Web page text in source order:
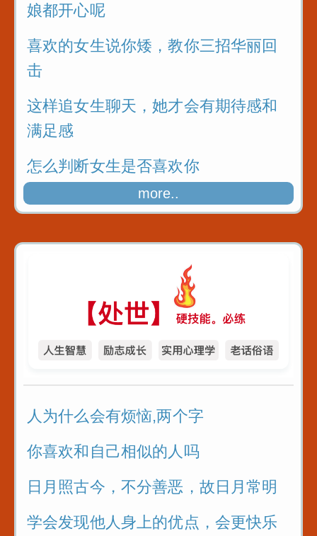
娘都开心呢
喜欢的女生说你矮，教你三招华丽回
击
这样追女生聊天，她才会有期待感和
满足感
怎么判断女生是否喜欢你
more..
人为什么会有烦恼,两个字
你喜欢和自己相似的人吗
日月照古今，不分善恶，故日月常明
学会发现他人身上的优点，会更快乐